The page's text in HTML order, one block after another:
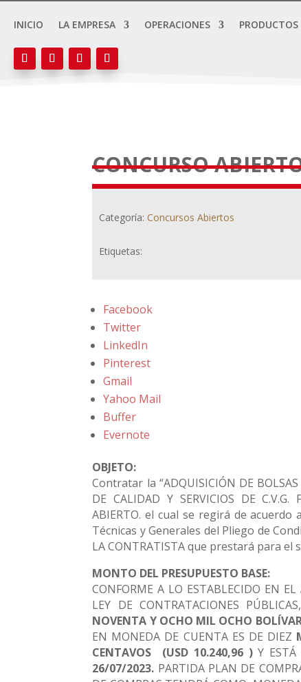
INICIO LA EMPRESA OPERACIONES PRODUCTOS
CONCURSO
Categoría: Concursos Abiertos
Etiquetas:
Facebook
Twitter
LinkedIn
Pinterest
Gmail
Yahoo Mail
Buffer
Evernote
OBJETO:
Contratar la “ADQUISICIÓN DE BOLSAS
DE CALIDAD Y SERVICIOS DE C.V.G.
ABIERTO. el cual se regirá de
Técnicas y Generales del Pliego de
LA CONTRATISTA que prestará para el
MONTO DEL PRESUPUESTO BASE:
CONFORME A LO ESTABLECIDO EN
LEY DE CONTRATACIONES
NOVENTA Y OCHO MIL OCHO
EN MONEDA DE CUENTA ES DE DIEZ
CENTAVOS (USD 10.240,96 )Y ESTÁ
26/07/2023. PARTIDA PLAN DE